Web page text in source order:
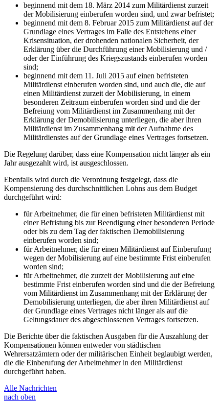
beginnend mit dem 18. März 2014 zum Militärdienst zurzeit
der Mobilisierung einberufen worden sind, und zwar befristet;
beginnend mit dem 8. Februar 2015 zum Militärdienst auf der
Grundlage eines Vertrages im Falle des Entstehens einer
Krisensituation, der drohenden nationalen Sicherheit, der
Erklärung über die Durchführung einer Mobilisierung und /
oder der Einführung des Kriegszustands einberufen worden
sind;
beginnend mit dem 11. Juli 2015 auf einen befristeten
Militärdienst einberufen worden sind, und auch die, die auf
einen Militärdienst zurzeit der Mobilisierung, in einem
besonderen Zeitraum einberufen worden sind und die der
Befreiung vom Militärdienst im Zusammenhang mit der
Erklärung der Demobilisierung unterliegen, die aber ihren
Militärdienst im Zusammenhang mit der Aufnahme des
Militärdienstes auf der Grundlage eines Vertrages fortsetzen.
Die Regelung darüber, dass eine Kompensation nicht länger als ein
Jahr ausgezahlt wird, ist ausgeschlossen.
Ebenfalls wird durch die Verordnung festgelegt, dass die
Kompensierung des durchschnittlichen Lohns aus dem Budget
durchgeführt wird:
für Arbeitnehmer, die für einen befristeten Militärdienst mit
einer Befristung bis zur Beendigung einer besonderen Periode
oder bis zu dem Tag der faktischen Demobilisierung
einberufen worden sind;
für Arbeitnehmer, die für einen Militärdienst auf Einberufung
wegen der Mobilisierung auf eine bestimmte Frist einberufen
worden sind;
für Arbeitnehmer, die zurzeit der Mobilisierung auf eine
bestimmte Frist einberufen worden sind und die der Befreiung
vom Militärdienst im Zusammenhang mit der Erklärung der
Demobilisierung unterliegen, die aber ihren Militärdienst auf
der Grundlage eines Vertrages nicht länger als auf die
Geltungsdauer des abgeschlossenen Vertrages fortsetzen.
Die Berichte über die faktischen Ausgaben für die Auszahlung der
Kompensationen können entweder von städtischen
Wehrersatzämtern oder der militärischen Einheit beglaubigt werden,
die die Einberufung der Arbeitnehmer in den Militärdienst
durchgeführt haben.
Alle Nachrichten
nach oben